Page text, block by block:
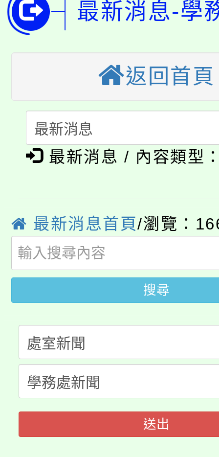
車」活動
桃園市115學年度學生
生本土語及新住民語歌
代理(課)教師甄選結果
公告本校115學年度第
代理(課)教師甄選結果(
《TA101》溝通分析基
程，歡迎學生輔導中心
轉知苗栗縣政府辦理
縣市「校園短影音徵選
115年食農教育專業人
學期銜接期間理賠案件
版
公告本校115學年度第
代理(課)教師甄選結果(
「2026金融保險知識
車」活動
桃園市115學年度學生
生本土語及新住民語歌
公告本校115學年度第
代理(課)教師甄選結果(
轉知中國文化大學推廣
《TA101》溝通分析基
程，歡迎學生輔導中心
心理、諮商輔導、社會
轉知苗栗縣政府辦理
縣市「校園短影音徵選
門員」簡章及活動海報
最新消息-學
返回首頁
最新消息 / 內容類型
最新消息首頁/瀏覽：
搜尋
送出